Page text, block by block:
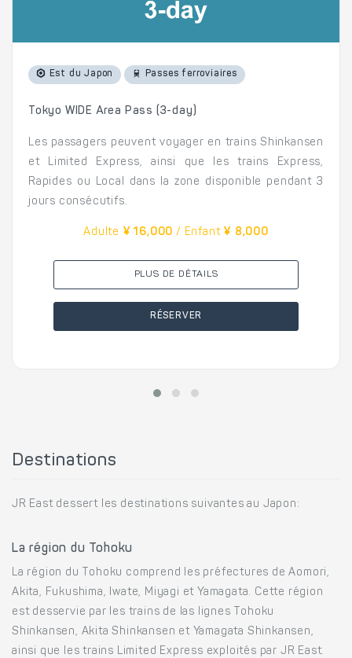
Est du Japon Passes ferroviaires
Tokyo WIDE Area Pass (3-day)
Les passagers peuvent voyager en trains Shinkansen
et Limited Express, ainsi que les trains Express,
Rapides ou Local dans la zone disponible pendant 3
jours consécutifs.
Adulte ¥ 16,000 / Enfant ¥ 8,000
PLUS DE DÉTAILS
RÉSERVER
Destinations
JR East dessert les destinations suivantes au Japon:
La région du Tohoku
La région du Tohoku comprend les préfectures de Aomori,
Akita, Fukushima, Iwate, Miyagi et Yamagata. Cette région
est desservie par les trains de las lignes Tohoku
Shinkansen, Akita Shinkansen et Yamagata Shinkansen,
ainsi que les trains Limited Express exploités par JR East.